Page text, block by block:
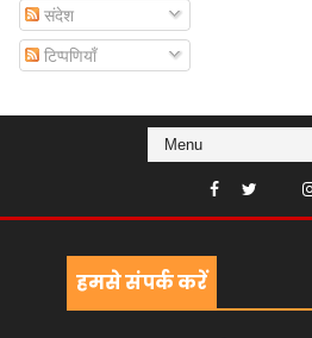
संदेश
टिप्पणियाँ
हमसे संपर्क करें